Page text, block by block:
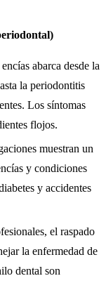
abarca desde la
la periodontitis
Los síntomas
flojos.
muestran un
y condiciones
y accidentes
el raspado
la enfermedad de
dental son